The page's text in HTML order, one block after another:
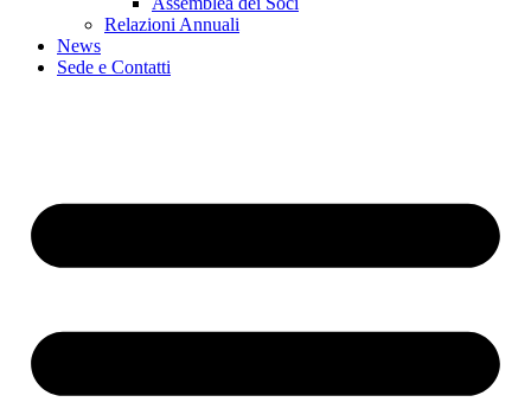
Relazioni Annuali
News
Sede e Contatti